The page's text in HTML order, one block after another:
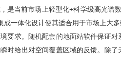
是当前市场上轻型化+科学级高光谱
一体化设计使其适合用于市场上大
要求。随机配套的地面站软件保证
时给出对空间覆盖区域的反馈。除